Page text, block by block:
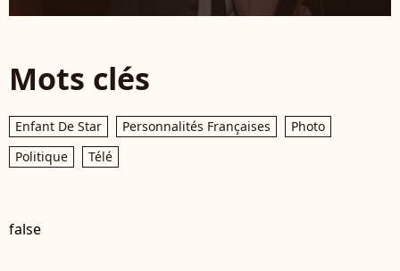
Mots clés
Enfant De Star Personnalités Françaises
Photo
Politique
Télé
false